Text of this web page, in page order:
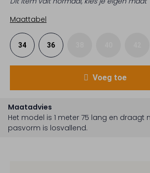
Maattabel
34 36
Voeg toe
Maatadvies
Het model is 1 meter 75 lang en draagt
pasvorm is losvallend.